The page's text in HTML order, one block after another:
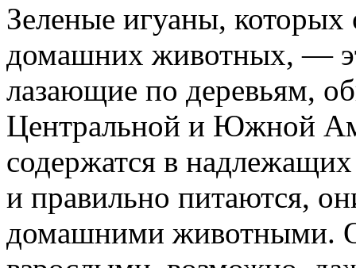
Зеленые игуаны, которых
домашних животных, —
лазающие по деревьям,
Центральной и Южной
содержатся в
и правильно питаются,
домашними животными.